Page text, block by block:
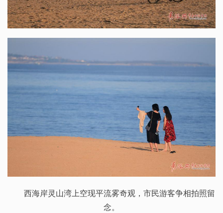
西海岸灵山湾上空现平流雾奇观，市民游客争相拍照留
念。